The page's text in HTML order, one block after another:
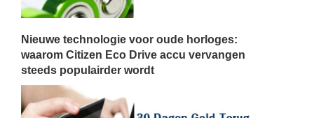
Nieuwe technologie voor oude horloges:
waarom Citizen Eco Drive accu vervangen
steeds populairder wordt